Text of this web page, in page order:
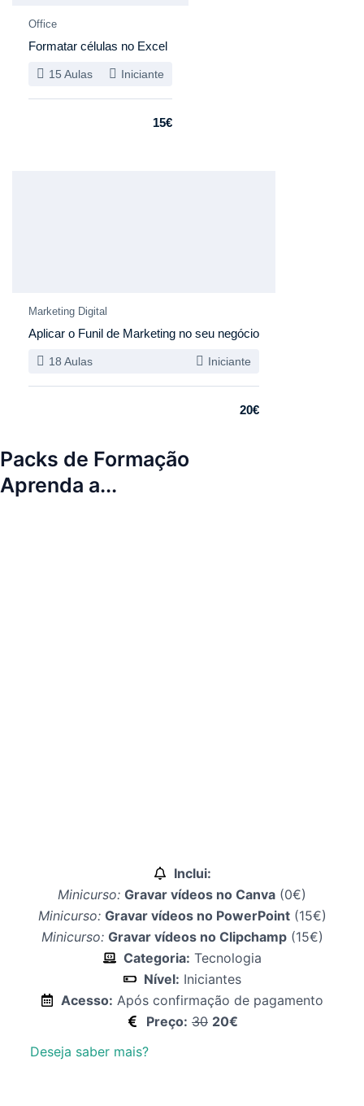
Office
Formatar células no Excel
15 Aulas Iniciante
15€
Marketing Digital
Aplicar o Funil de Marketing no seu negócio
18 Aulas Iniciante
20€
Packs de Formação
Aprenda a...
Inclui:
Minicurso: Gravar vídeos no Canva (0€)
Minicurso: Gravar vídeos no PowerPoint(15€)
Minicurso: Gravar vídeos no Clipchamp(15€)
Categoria: Tecnologia
Nível: Iniciantes
Acesso: Após confirmação de pagamento
Preço: 30 20€
Deseja saber mais?